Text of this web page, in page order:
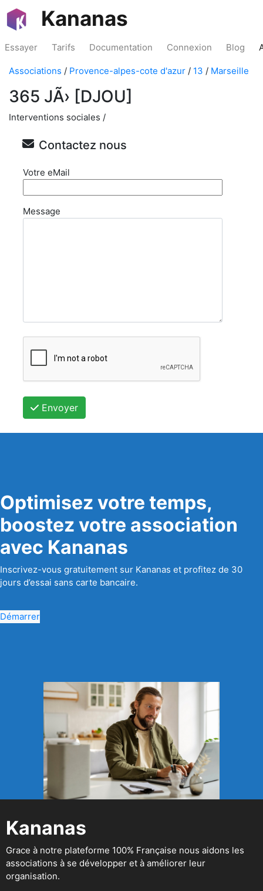
Kananas
Essayer Tarifs Documentation Connexion Blog
Associations / Provence-alpes-cote d'azur / 13 / Marseille
365 JÃ› [DJOU]
Interventions sociales /
Contactez nous
Votre eMail
Message
Envoyer
Optimisez votre temps,
boostez votre association
avec Kananas
Inscrivez-vous gratuitement sur Kananas et profitez de 30
jours d’essai sans carte bancaire.
Démarrer
Kananas
Grace à notre plateforme 100% Française nous aidons les
associations à se développer et à améliorer leur
organisation.